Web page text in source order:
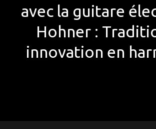
avec la guitare
Hohner :
innovation en